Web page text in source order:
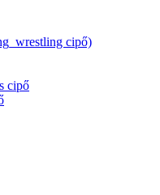
cipő)
cipő